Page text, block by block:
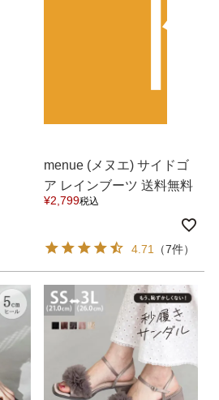
menue (メヌエ) サイドゴ
ア レインブーツ 送料無料
レイン交換無料イベント
¥2,799税込
4.71 （7件）